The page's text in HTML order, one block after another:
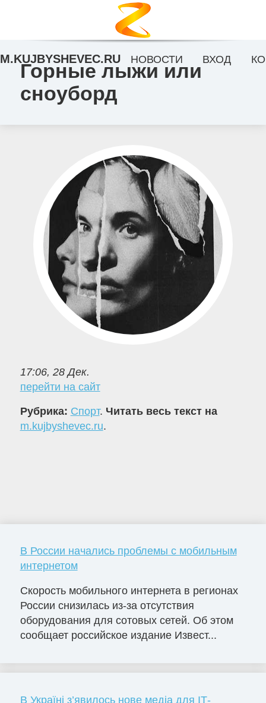
Горные лыжи или
сноуборд
17:06, 28 Дек.
перейти на сайт
Рубрика: Спорт. Читать весь текст на
m.kujbyshevec.ru.
В России начались проблемы с мобильным
интернетом
Скорость мобильного интернета в регионах
России снизилась из-за отсутствия
оборудования для сотовых сетей. Об этом
сообщает российское издание Извест...
В Україні з’явилось нове медіа для ІТ-
M.KUJBYSHEVEC.RU НОВОСТИ ВХОД